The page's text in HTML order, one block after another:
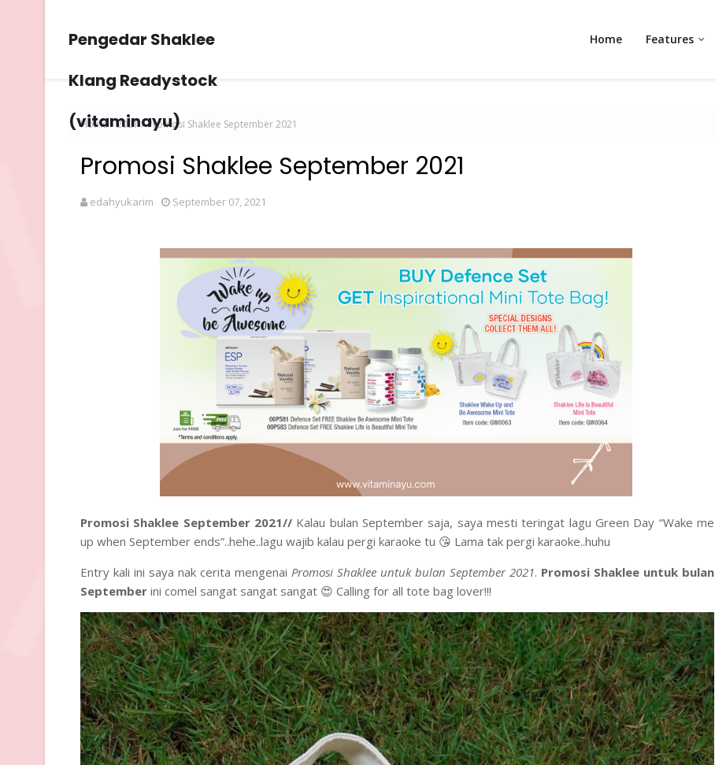
Pengedar Shaklee
Klang Readystock
(vitaminayu)
Home Features
Home 2021 Promosi Shaklee September 2021
Promosi Shaklee September 2021
edahyukarim September 07, 2021
Promosi Shaklee September 2021// Kalau bulan September saja, saya mesti teringat lagu Green Day “Wake me
up when September ends”..hehe..lagu wajib kalau pergi karaoke tu 😘 Lama tak pergi karaoke..huhu
Entry kali ini saya nak cerita mengenai Promosi Shaklee untuk bulan September 2021. Promosi Shaklee untuk bulan
September ini comel sangat sangat sangat 😍 Calling for all tote bag lover!!!